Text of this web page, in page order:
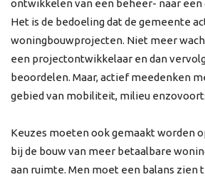
ontwikkelen van een beheer- naar
Het is de bedoeling dat de gemeente
woningbouwprojecten. Niet meer
een projectontwikkelaar en dan
beoordelen. Maar, actief meedenken
gebied van mobiliteit, milieu
Keuzes moeten ook gemaakt worden
bij de bouw van meer betaalbare
aan ruimte. Men moet een balans zien